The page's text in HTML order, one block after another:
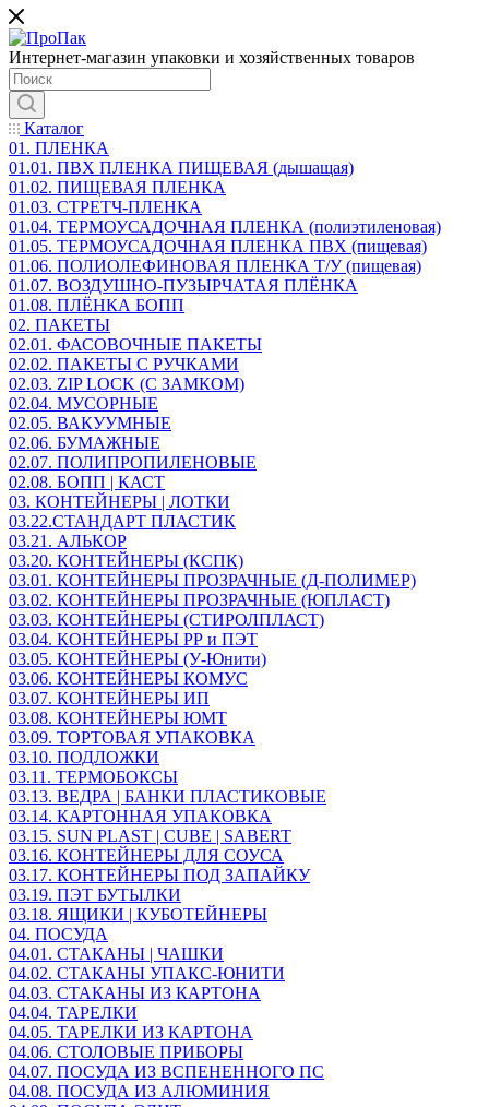
Интернет-магазин упаковки и хозяйственных товаров
Каталог
01. ПЛЕНКА
01.01. ПВХ ПЛЕНКА ПИЩЕВАЯ (дышащая)
01.02. ПИЩЕВАЯ ПЛЕНКА
01.03. СТРЕТЧ-ПЛЕНКА
01.04. ТЕРМОУСАДОЧНАЯ ПЛЕНКА (полиэтиленовая)
01.05. ТЕРМОУСАДОЧНАЯ ПЛЕНКА ПВХ (пищевая)
01.06. ПОЛИОЛЕФИНОВАЯ ПЛЕНКА Т/У (пищевая)
01.07. ВОЗДУШНО-ПУЗЫРЧАТАЯ ПЛЁНКА
01.08. ПЛЁНКА БОПП
02. ПАКЕТЫ
02.01. ФАСОВОЧНЫЕ ПАКЕТЫ
02.02. ПАКЕТЫ С РУЧКАМИ
02.03. ZIP LOСK (С ЗАМКОМ)
02.04. МУСОРНЫЕ
02.05. ВАКУУМНЫЕ
02.06. БУМАЖНЫЕ
02.07. ПОЛИПРОПИЛЕНОВЫЕ
02.08. БОПП | КАСТ
03. КОНТЕЙНЕРЫ | ЛОТКИ
03.22.СТАНДАРТ ПЛАСТИК
03.21. АЛЬКОР
03.20. КОНТЕЙНЕРЫ (КСПК)
03.01. КОНТЕЙНЕРЫ ПРОЗРАЧНЫЕ (Д-ПОЛИМЕР)
03.02. КОНТЕЙНЕРЫ ПРОЗРАЧНЫЕ (ЮПЛАСТ)
03.03. КОНТЕЙНЕРЫ (СТИРОЛПЛАСТ)
03.04. КОНТЕЙНЕРЫ РР и ПЭТ
03.05. КОНТЕЙНЕРЫ (У-Юнити)
03.06. КОНТЕЙНЕРЫ КОМУС
03.07. КОНТЕЙНЕРЫ ИП
03.08. КОНТЕЙНЕРЫ ЮМТ
03.09. ТОРТОВАЯ УПАКОВКА
03.10. ПОДЛОЖКИ
03.11. ТЕРМОБОКСЫ
03.13. ВЕДРА | БАНКИ ПЛАСТИКОВЫЕ
03.14. КАРТОННАЯ УПАКОВКА
03.15. SUN PLAST | CUBE | SABERT
03.16. КОНТЕЙНЕРЫ ДЛЯ СОУСА
03.17. КОНТЕЙНЕРЫ ПОД ЗАПАЙКУ
03.19. ПЭТ БУТЫЛКИ
03.18. ЯЩИКИ | КУБОТЕЙНЕРЫ
04. ПОСУДА
04.01. СТАКАНЫ | ЧАШКИ
04.02. СТАКАНЫ УПАКС-ЮНИТИ
04.03. СТАКАНЫ ИЗ КАРТОНА
04.04. ТАРЕЛКИ
04.05. ТАРЕЛКИ ИЗ КАРТОНА
04.06. СТОЛОВЫЕ ПРИБОРЫ
04.07. ПОСУДА ИЗ ВСПЕНЕННОГО ПС
04.08. ПОСУДА ИЗ АЛЮМИНИЯ